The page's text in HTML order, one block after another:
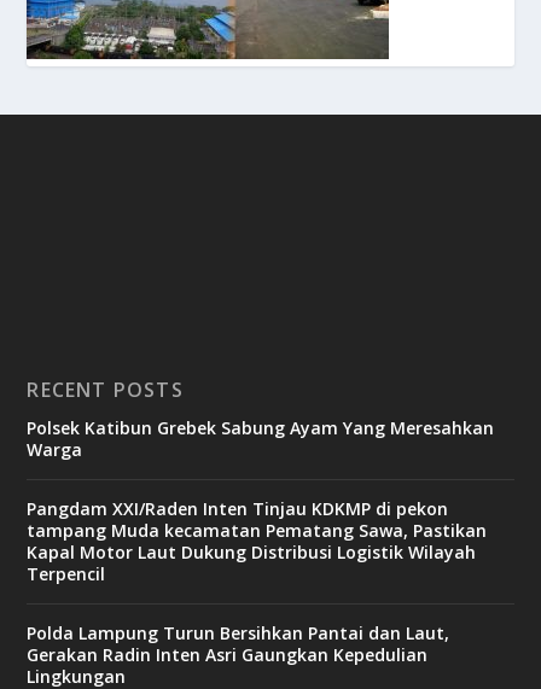
RECENT POSTS
Polsek Katibun Grebek Sabung Ayam Yang Meresahkan
Warga
Pangdam XXI/Raden Inten Tinjau KDKMP di pekon
tampang Muda kecamatan Pematang Sawa, Pastikan
Kapal Motor Laut Dukung Distribusi Logistik Wilayah
Terpencil
Polda Lampung Turun Bersihkan Pantai dan Laut,
Gerakan Radin Inten Asri Gaungkan Kepedulian
Lingkungan